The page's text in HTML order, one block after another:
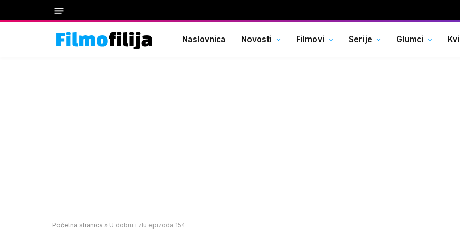
Naslovnica Novosti Filmovi Serije Glumci
Početna stranica » U dobru i zlu epizoda 154